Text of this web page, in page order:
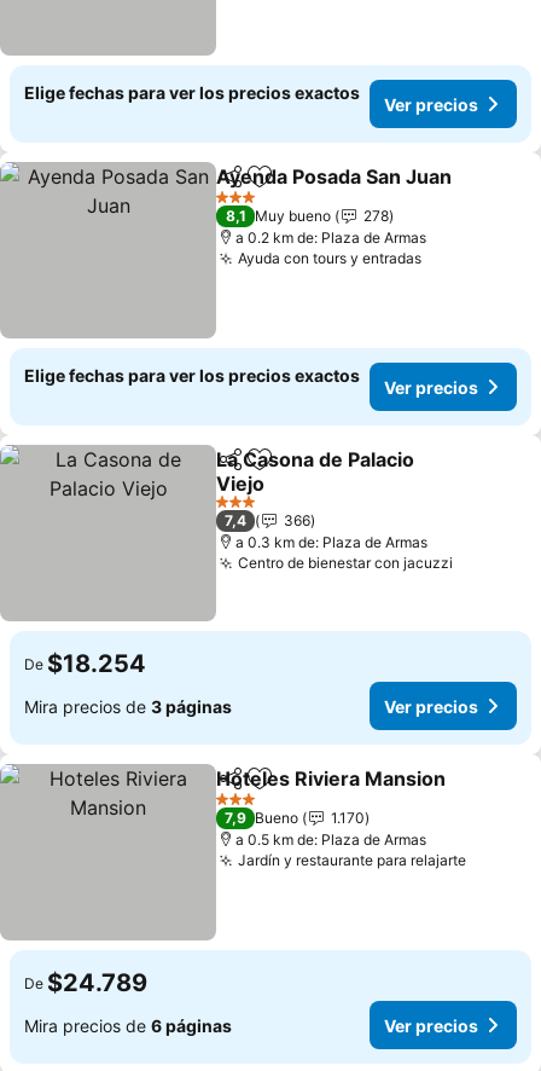
Elige fechas para ver los precios exactos
Ver precios
CompartirAgregar a favoritos
Ayenda Posada San Juan
3 Estrellas
8,1 Muy bueno
278
a 0.2 km de: Plaza de Armas
Ayuda con tours y entradasVer precios
Elige fechas para ver los precios exactos
Ver precios
CompartirAgregar a favoritos
La Casona de Palacio
Viejo
Ver precios
3 Estrellas
7,4
366
a 0.3 km de: Plaza de Armas
Centro de bienestar con jacuzzi
De $18.254
Mira precios de 3 páginas Ver precios
CompartirAgregar a favoritos
Hoteles Riviera Mansion
3 Estrellas
7,9 Bueno
1.170
a 0.5 km de: Plaza de Armas
Jardín y restaurante para relajarteVer
De $24.789
Mira precios de 6 páginas Ver precios